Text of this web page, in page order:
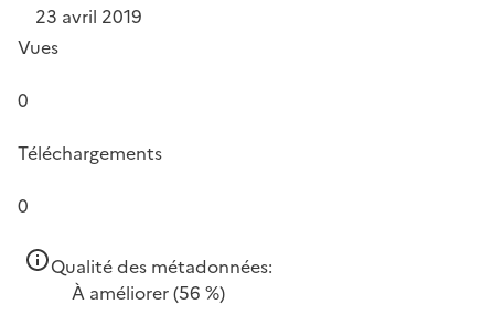
23 avril 2019
Vues
0
Téléchargements
0
Qualité des métadonnées:
À améliorer(56 %)